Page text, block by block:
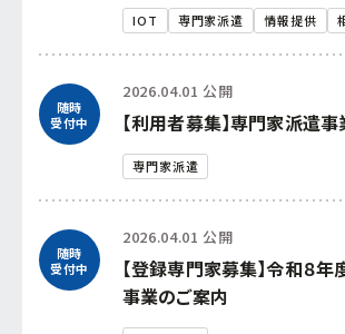
海外展開したい
経営支援課
新事業・販路開拓支援課
よろず支援拠点
事業承継・引継ぎ支援センター
中小企業活性化協議会
国際経済交流センター
IOT 専門家派遣 情報提供
随時
受付中
2026.04.01 公開
【利用者募集】専門家派遣
専門家派遣
随時
受付中
2026.04.01 公開
【登録専門家募集】令和８
事業のご案内